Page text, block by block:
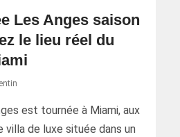
Les Anges saison
le lieu réel du
est tournée à Miami, aux
villa de luxe située dans un